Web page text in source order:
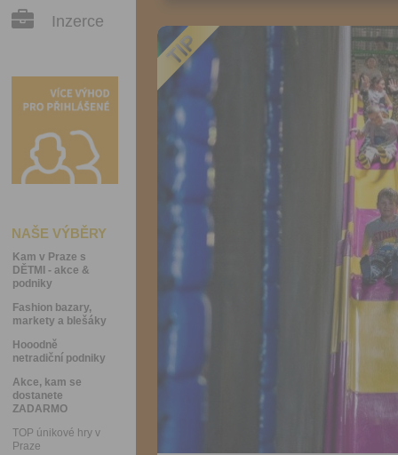
Inzerce
NAŠE VÝBĚRY
Kam v Praze s
DĚTMI - akce &
podniky
Fashion bazary,
markety a blešáky
Hooodně
netradiční podniky
Akce, kam se
dostanete
ZADARMO
TOP únikové hry v
Praze